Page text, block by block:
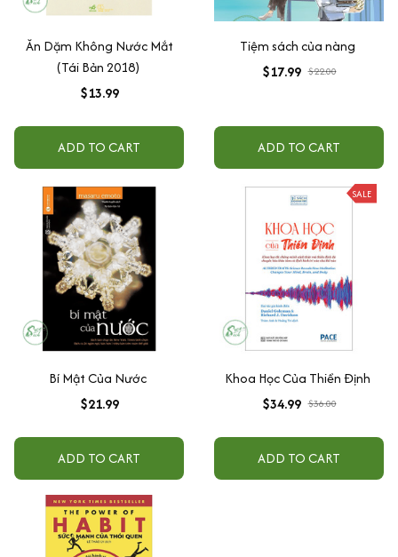
Ăn Dặm Không Nước Mắt
(Tái Bản 2018)
$13.99
ADD TO CART
Tiệm sách của nàng
$17.99 $22.00
ADD TO CART
Bí Mật Của Nước
$21.99
ADD TO CART
SALE
Khoa Học Của Thiền Định
$34.99 $36.00
ADD TO CART